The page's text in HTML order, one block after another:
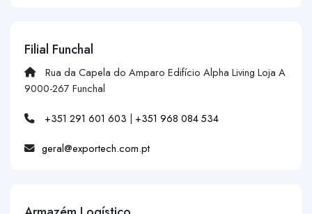
Filial Funchal
Rua da Capela do Amparo Edifício Alpha Living Loja A
9000-267 Funchal
+351 291 601 603 | +351 968 084 534
geral@exportech.com.pt